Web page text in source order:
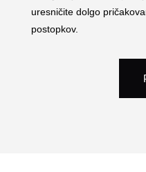
uresničite dolgo
postopkov.